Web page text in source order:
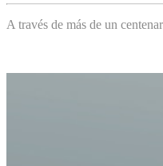
A través de más de un